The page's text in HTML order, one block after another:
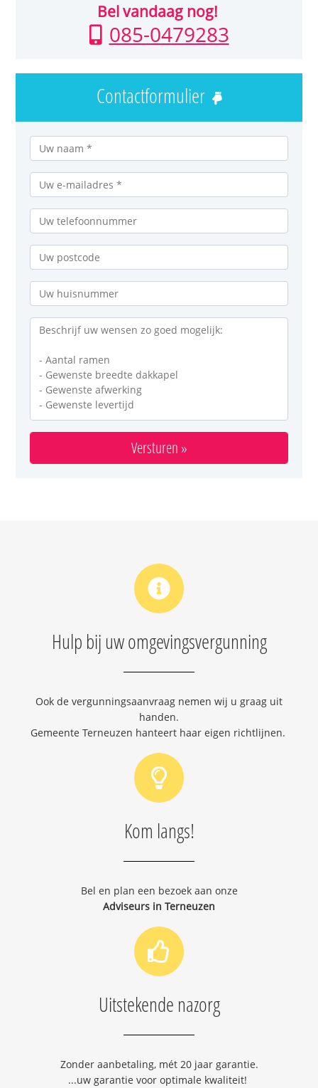
Bel vandaag nog!
085-0479283
Contactformulier
Hulp bij uw omgevingsvergunning
Ook de vergunningsaanvraag nemen wij u graag uit
handen.
Gemeente Terneuzen hanteert haar eigen richtlijnen.
Kom langs!
Bel en plan een bezoek aan onze
Adviseurs in Terneuzen
Uitstekende nazorg
Zonder aanbetaling, mét 20 jaar garantie.
...uw garantie voor optimale kwaliteit!